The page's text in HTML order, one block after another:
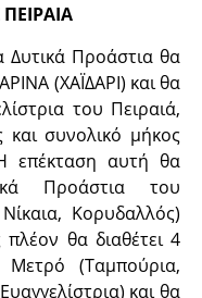
Προάστια θα
(ΧΑΪΔΑΡΙ) και θα
του Πειραιά,
και συνολικό μήκος
επέκταση αυτή θα
Προάστια του
Κορυδαλλός)
θα διαθέτει 4
(Ταμπούρια,
και θα